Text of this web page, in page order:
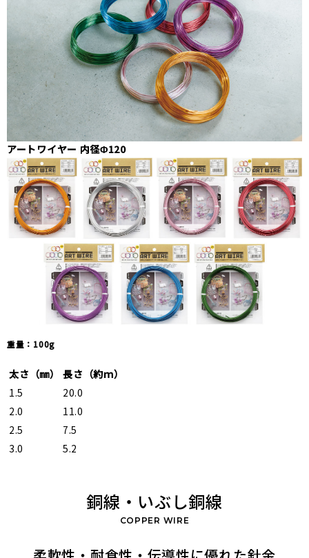
アートワイヤー 内径Φ120
重量：100g
太さ（㎜）
長さ（約ｍ）
1.5
20.0
2.0
11.0
2.5
7.5
3.0
5.2
銅線・いぶし銅線
COPPER WIRE